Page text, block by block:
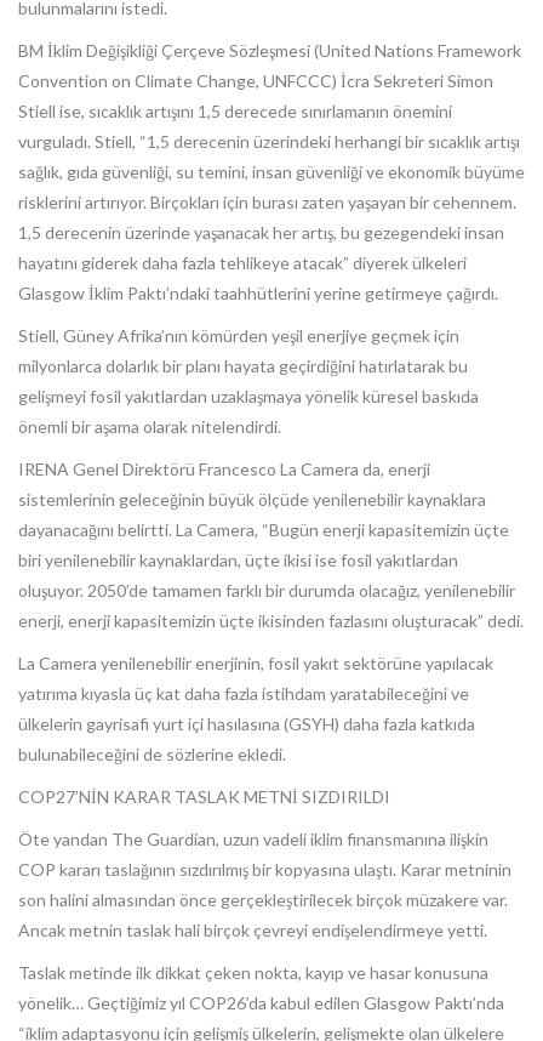
bulunmalarını istedi.
BM İklim Değişikliği Çerçeve Sözleşmesi (United Nations Framework
Convention on Climate Change, UNFCCC) İcra Sekreteri Simon
Stiell ise, sıcaklık artışını 1,5 derecede sınırlamanın önemini
vurguladı. Stiell, “1,5 derecenin üzerindeki herhangi bir sıcaklık artışı
sağlık, gıda güvenliği, su temini, insan güvenliği ve ekonomik büyüme
risklerini artırıyor. Birçokları için burası zaten yaşayan bir cehennem.
1,5 derecenin üzerinde yaşanacak her artış, bu gezegendeki insan
hayatını giderek daha fazla tehlikeye atacak” diyerek ülkeleri
Glasgow İklim Paktı’ndaki taahhütlerini yerine getirmeye çağırdı.
Stiell, Güney Afrika’nın kömürden yeşil enerjiye geçmek için
milyonlarca dolarlık bir planı hayata geçirdiğini hatırlatarak bu
gelişmeyi fosil yakıtlardan uzaklaşmaya yönelik küresel baskıda
önemli bir aşama olarak nitelendirdi.
IRENA Genel Direktörü Francesco La Camera da, enerji
sistemlerinin geleceğinin büyük ölçüde yenilenebilir kaynaklara
dayanacağını belirtti. La Camera, “Bugün enerji kapasitemizin üçte
biri yenilenebilir kaynaklardan, üçte ikisi ise fosil yakıtlardan
oluşuyor. 2050’de tamamen farklı bir durumda olacağız, yenilenebilir
enerji, enerji kapasitemizin üçte ikisinden fazlasını oluşturacak” dedi.
La Camera yenilenebilir enerjinin, fosil yakıt sektörüne yapılacak
yatırıma kıyasla üç kat daha fazla istihdam yaratabileceğini ve
ülkelerin gayrisafi yurt içi hasılasına (GSYH) daha fazla katkıda
bulunabileceğini de sözlerine ekledi.
COP27’NİN KARAR TASLAK METNİ SIZDIRILDI
Öte yandan The Guardian, uzun vadeli iklim finansmanına ilişkin
COP kararı taslağının sızdırılmış bir kopyasına ulaştı. Karar metninin
son halini almasından önce gerçekleştirilecek birçok müzakere var.
Ancak metnin taslak hali birçok çevreyi endişelendirmeye yetti.
Taslak metinde ilk dikkat çeken nokta, kayıp ve hasar konusuna
yönelik… Geçtiğimiz yıl COP26’da kabul edilen Glasgow Paktı’nda
“iklim adaptasyonu için gelişmiş ülkelerin, gelişmekte olan ülkelere